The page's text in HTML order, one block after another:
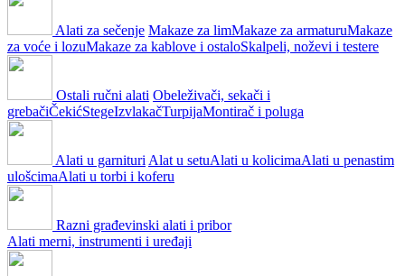
Alati za sečenje Makaze za limMakaze za armaturuMakaze
za voće i lozuMakaze za kablove i ostaloSkalpeli, noževi i testere
Ostali ručni alati Obeleživači, sekači i
grebačiČekićStegeIzvlakačTurpijaMontirač i poluga
Alati u garnituri Alat u setuAlati u kolicimaAlati u penastim
ulošcimaAlati u torbi i koferu
Razni građevinski alati i pribor
Alati merni, instrumenti i uređaji